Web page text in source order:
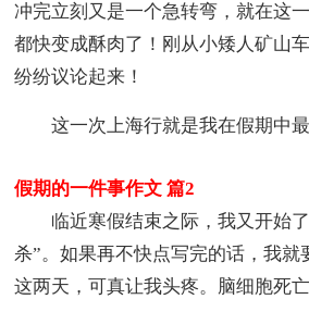
冲完立刻又是一个急转弯，就在这
都快变成酥肉了！刚从小矮人矿山
纷纷议论起来！
这一次上海行就是我在假期中最
假期的一件事作文 篇2
临近寒假结束之际，我又开始了
杀”。如果再不快点写完的话，我就
这两天，可真让我头疼。脑细胞死亡